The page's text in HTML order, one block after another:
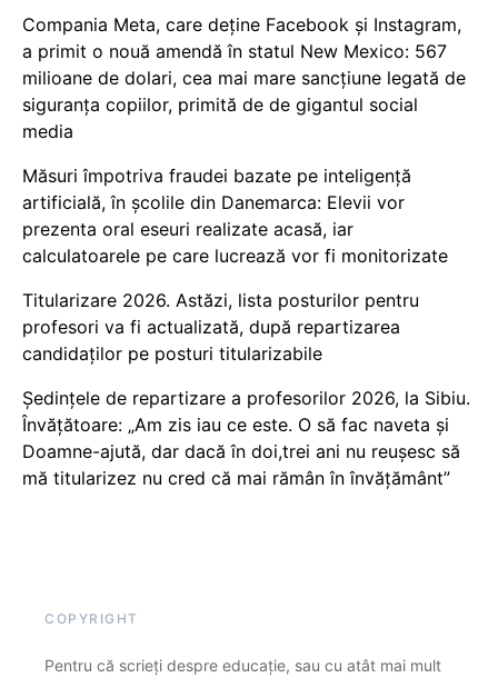
Compania Meta, care deține Facebook și Instagram,
a primit o nouă amendă în statul New Mexico: 567
milioane de dolari, cea mai mare sancțiune legată de
siguranța copiilor, primită de de gigantul social
media
Măsuri împotriva fraudei bazate pe inteligență
artificială, în școlile din Danemarca: Elevii vor
prezenta oral eseuri realizate acasă, iar
calculatoarele pe care lucrează vor fi monitorizate
Titularizare 2026. Astăzi, lista posturilor pentru
profesori va fi actualizată, după repartizarea
candidaților pe posturi titularizabile
Ședințele de repartizare a profesorilor 2026, la Sibiu.
Învățătoare: „Am zis iau ce este. O să fac naveta și
Doamne-ajută, dar dacă în doi,trei ani nu reușesc să
mă titularizez nu cred că mai rămân în învățământ”
COPYRIGHT
Pentru că scrieți despre educație, sau cu atât mai mult